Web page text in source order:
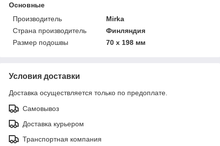
Основные
Производитель
Mirka
Страна производитель
Финляндия
Размер подошвы
70 x 198 мм
Условия доставки
Доставка осуществляется только по предоплате.
Самовывоз
Доставка курьером
Транспортная компания